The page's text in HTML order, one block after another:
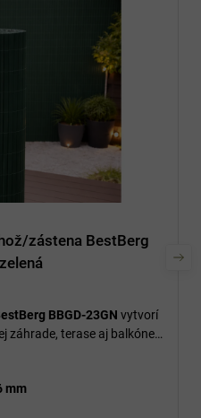
zástena BestBerg
BBGD-23GN vytvorí
záhrade, terase aj balkóne a
mm